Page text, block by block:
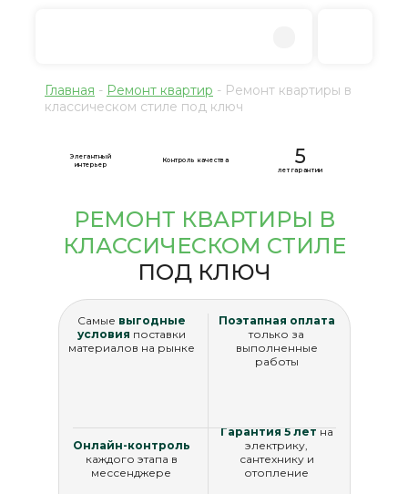
Главная - Ремонт квартир - Ремонт квартиры в
классическом стиле под ключ
Элегантный
интерьер
Контроль качества 5
лет гарантии
РЕМОНТ КВАРТИРЫ В
КЛАССИЧЕСКОМ СТИЛЕ
ПОД КЛЮЧ
Самые выгодные
условия поставки
материалов на рынке
Поэтапная оплата
только за
выполненные
работы
Гарантия 5 летна
электрику,
сантехнику и
отопление
Онлайн-контроль
каждого этапа в
мессенджере